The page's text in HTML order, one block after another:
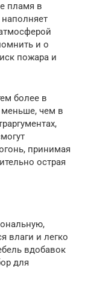
пламя в
и о
пожара и
более в
меньше, чем в
принимая
острая
влаги и легко
вдобавок
для